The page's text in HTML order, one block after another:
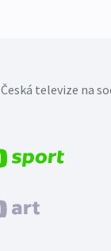
Česká televize na